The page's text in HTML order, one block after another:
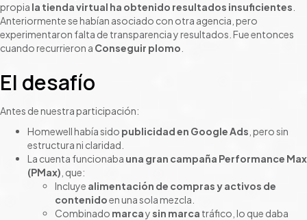
propia la tienda virtual ha obtenido resultados insuficientes
Anteriormente se habían asociado con otra agencia, pero
experimentaron falta de transparencia y resultados. Fue entonces
cuando recurrieron a Conseguir plomo
El desafío
Antes de nuestra participación:
Homewell había sido publicidad en Google Ads , pero sin
estructura ni claridad.
La cuenta funcionaba una gran campaña Performance Max
(PMax) , que:
Incluye alimentación de compras y activos de
contenidoen una sola mezcla.
Combinado marcay sin marca tráfico, lo que daba